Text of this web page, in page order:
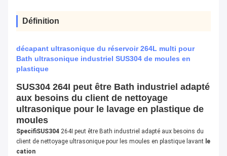
Définition
décapant ultrasonique du réservoir 264L multi pour
Bath ultrasonique industriel SUS304 de moules en
plastique
SUS304 264I peut être Bath industriel adapté
aux besoins du client de nettoyage
ultrasonique pour le lavage en plastique de
moules
SpecifiSUS304 264I peut être Bath industriel adapté aux besoins du
client de nettoyage ultrasonique pour les moules en plastique lavant le
cation